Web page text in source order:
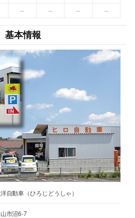
– – – –
基本情報
自動車（ひろじどうしゃ）
市沼6-7